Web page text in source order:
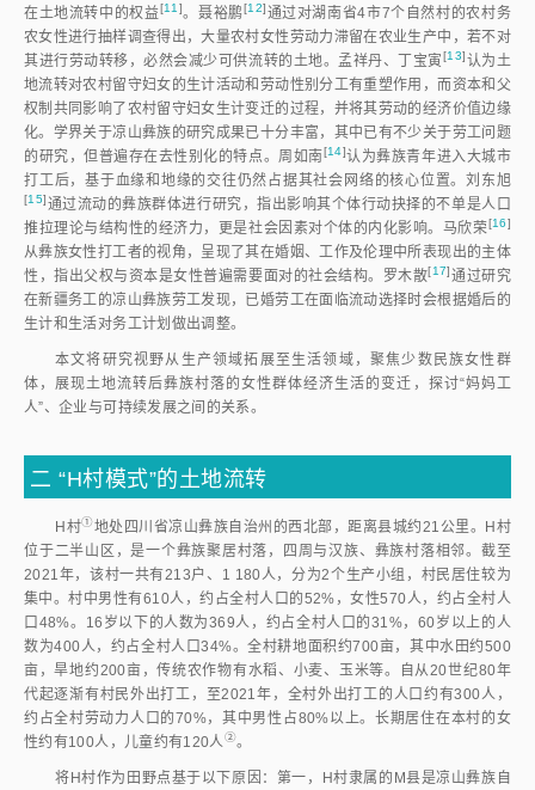
在土地流转中的权益[11 ]。聂裕鹏[12]通过对湖南省4市7个自然村的农村务
农女性进行抽样调查得出，大量农村女性劳动力滞留在农业生产中，若不对
其进行劳动转移，必然会减少可供流转的土地。孟祥丹、丁宝寅[13]认为土
地流转对农村留守妇女的生计活动和劳动性别分工有重塑作用，而资本和父
权制共同影响了农村留守妇女生计变迁的过程，并将其劳动的经济价值边缘
化。学界关于凉山彝族的研究成果已十分丰富，其中已有不少关于劳工问题
的研究，但普遍存在去性别化的特点。周如 南[14]认为彝族青年进入大城市
打工后，基于血缘和地缘的交往仍然占据其社会网络的核心位置。刘东旭
[15]通过流动的彝族群体进行研究，指出影响其个体行动抉择的不单是人口
推拉理论与结构性的经济力，更是社会因素对个体的内化影响。马欣荣[16]
从彝族女性打工者的视角，呈现了其在婚姻、工作及伦理中所表现出的主体
性，指出父权与资本是女性普遍需要面对的社会结构。罗木散[17]通过研究
在新疆务工的凉山彝族劳工发现，已婚劳工在面临流动选择时会根据婚后的
生计和生活对务工计划做出调整。
本文将研究视野从生产领域拓展至生活领域，聚焦少数民族女性群
体，展现土地流转后彝族村落的女性群体经济生活的变迁，探讨“妈妈工
人”、企业与可持续发展之间的关系。
二 “H村模式”的土地流转
H 村①地处四川省凉山彝族自治州的西北部，距离县城约21公里。H村
位于二半山区，是一个彝族聚居村落，四周与汉族、彝族村落相邻。截至
2021年，该村一共有213户、1 180人，分为2个生产小组，村民居住较为
集中。村中男性有610人，约占全村人口的52%，女性570人，约占全村人
口48%。16岁以下的人数为369人，约占全村人口的31%，60岁以上的人
数为400人，约占全村人口34%。全村耕地面积约700亩，其中水田约500
亩，旱地约200亩，传统农作物有水稻、小麦、玉米等。自从20世纪80年
代起逐渐有村民外出打工，至2021年，全村外出打工的人口约有300人，
约占全村劳动力人口的70%，其中男性占80%以上。长期居住在本村的女
性约有100人，儿童约有120人②。
将H村作为田野点基于以下原因：第一，H村隶属的M县是凉山彝族自